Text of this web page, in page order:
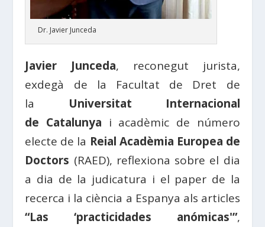
Dr. Javier Junceda
Javier Junceda, reconegut jurista,
exdegà de la Facultat de Dret de
la Universitat Internacional
de Catalunya i acadèmic de número
electe de la Reial Acadèmia Europea de
Doctors (RAED), reflexiona sobre el dia
a dia de la judicatura i el paper de la
recerca i la ciència a Espanya als articles
“Las ‘practicidades anómicas'”,